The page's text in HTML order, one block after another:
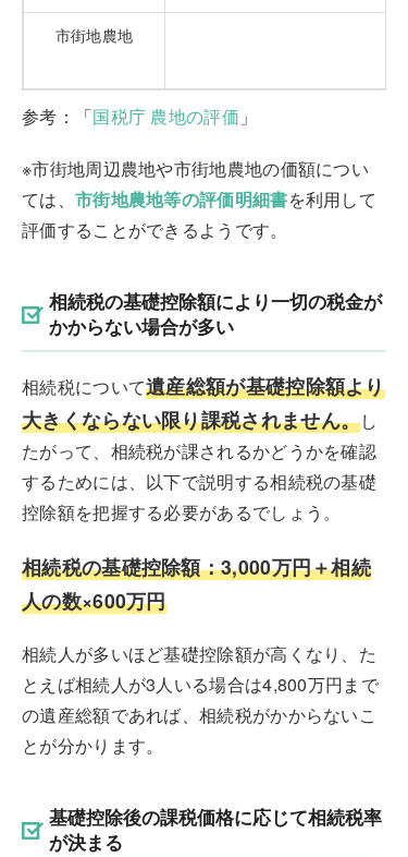
市街地農地
参考：「国税庁 農地の評価 」
※市街地周辺農地や市街地農地の価額につい
ては、 市街地農地等の評価明細書を利用して
評価することができるようです。
相続税の基礎控除額により一切の税金が
かからない場合が多い
相続税について遺産総額が基礎控除額より
大きくならない限り課税されません。し
たがって、相続税が課されるかどうかを確認
するためには、以下で説明する相続税の基礎
控除額を把握する必要があるでしょう。
相続税の基礎控除額：3,000万円＋相続
人の数×600万円
相続人が多いほど基礎控除額が高くなり、た
とえば相続人が3人いる場合は4,800万円まで
の遺産総額であれば、相続税がかからないこ
とが分かります。
基礎控除後の課税価格に応じて相続税率
が決まる